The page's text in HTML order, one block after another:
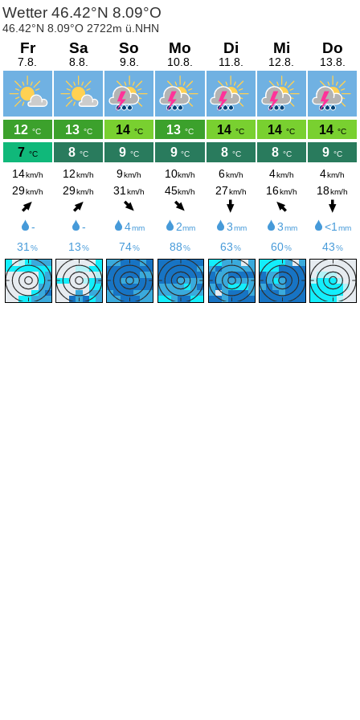
Wetter 46.42°N 8.09°O
46.42°N 8.09°O 2722m ü.NHN
Fr
7.8.
12 °C
7 °C
14km/h
29km/h
-
31 %
Sa
8.8.
13 °C
8 °C
12km/h
29km/h
-
13%
So
9.8.
14 °C
9 °C
9km/h
31 km/h
4mm
74%
Mo
10.8.
13 °C
9 °C
10km/h
45km/h
2mm
88%
Di
11.8.
14 °C
8 °C
6km/h
27km/h
3mm
63%
Mi
12.8.
14 °C
8 °C
4km/h
16km/h
3mm
60%
Do
13.8.
14 °C
9 °C
4km/h
18km/h
<1mm
43%